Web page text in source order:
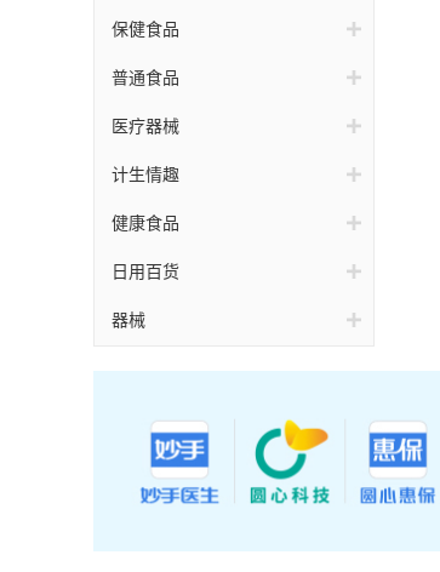
保健食品
普通食品
医疗器械
计生情趣
健康食品
日用百货
器械